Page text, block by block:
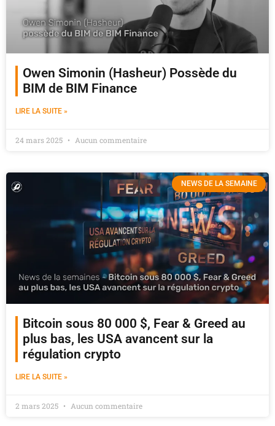
Owen Simonin (Hasheur) Possède du
BIM de BIM Finance
LIRE LA SUITE »
24 mars 2025 Aucun commentaire
NEWS DE LA SEMAINE
Bitcoin sous 80 000 $, Fear & Greed au
plus bas, les USA avancent sur la
régulation crypto
LIRE LA SUITE »
2 mars 2025 Aucun commentaire